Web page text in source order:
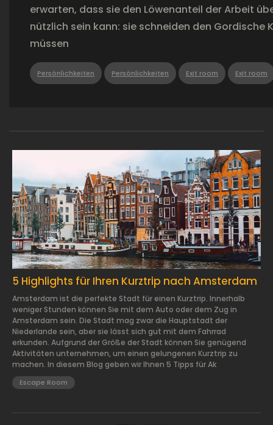
erwarten, dass sie den Löwenanteil der Arbeit
nützlich sein kann: sie schneiden den
müssen
Persönlichkeiten Persönlichkeiten Exit room Exit room
2024.01.29.
5 Highlights für Ihren Kurztrip nach Amsterdam
Amsterdam ist die perfekte Stadt für einen Kurztrip. Innerhalb
weniger Stunden können Sie mit dem Auto oder dem Zug in
Amsterdam sein. Die Stadt mag zwar die Hauptstadt der
Niederlande sein, aber sie lässt sich gut mit dem Fahrrad
erkunden. Aufgrund der Größe der Stadt können Sie genügend
Aktivitäten unternehmen, um einen gelungenen Kurztrip zu
machen. In diesem Blog geben wir Ihnen 5 Tipps für Ak
Escape Room